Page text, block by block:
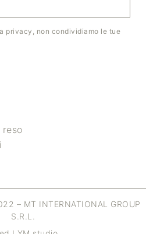
privacy, non condividiamo le tue
– MT INTERNATIONAL GROUP
S.R.L.